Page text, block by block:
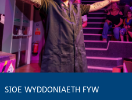
SIOE WYDDONIAETH FYW